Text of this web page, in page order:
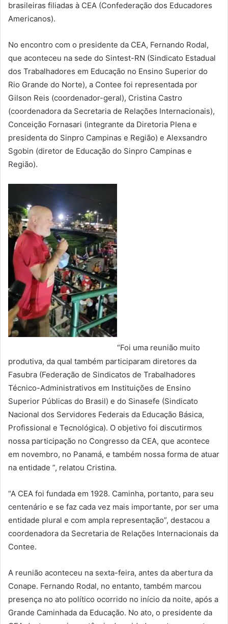
brasileiras filiadas à CEA (Confederação dos Educadores
Americanos).
No encontro com o presidente da CEA, Fernando Rodal,
que aconteceu na sede do Sintest-RN (Sindicato Estadual
dos Trabalhadores em Educação no Ensino Superior do
Rio Grande do Norte), a Contee foi representada por
Gilson Reis (coordenador-geral), Cristina Castro
(coordenadora da Secretaria de Relações Internacionais),
Conceição Fornasari (integrante da Diretoria Plena e
presidenta do Sinpro Campinas e Região) e Alexsandro
Sgobin (diretor de Educação do Sinpro Campinas e
Região).
“Foi uma reunião muito
produtiva, da qual também participaram diretores da
Fasubra (Federação de Sindicatos de Trabalhadores
Técnico-Administrativos em Instituições de Ensino
Superior Públicas do Brasil) e do Sinasefe (Sindicato
Nacional dos Servidores Federais da Educação Básica,
Profissional e Tecnológica). O objetivo foi discutirmos
nossa participação no Congresso da CEA, que acontece
em novembro, no Panamá, e também nossa forma de atuar
na entidade ”, relatou Cristina.
“A CEA foi fundada em 1928. Caminha, portanto, para seu
centenário e se faz cada vez mais importante, por ser uma
entidade plural e com ampla representação”, destacou a
coordenadora da Secretaria de Relações Internacionais da
Contee.
A reunião aconteceu na sexta-feira, antes da abertura da
Conape. Fernando Rodal, no entanto, também marcou
presença no ato político ocorrido no início da noite, após a
Grande Caminhada da Educação. No ato, o presidente da